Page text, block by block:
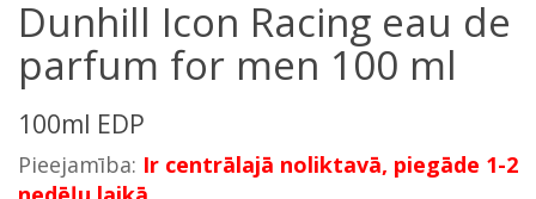
Dunhill Icon Racing eau de
parfum for men 100 ml
100ml EDP
Pieejamība: Ir centrālajā noliktavā, piegāde 1-2